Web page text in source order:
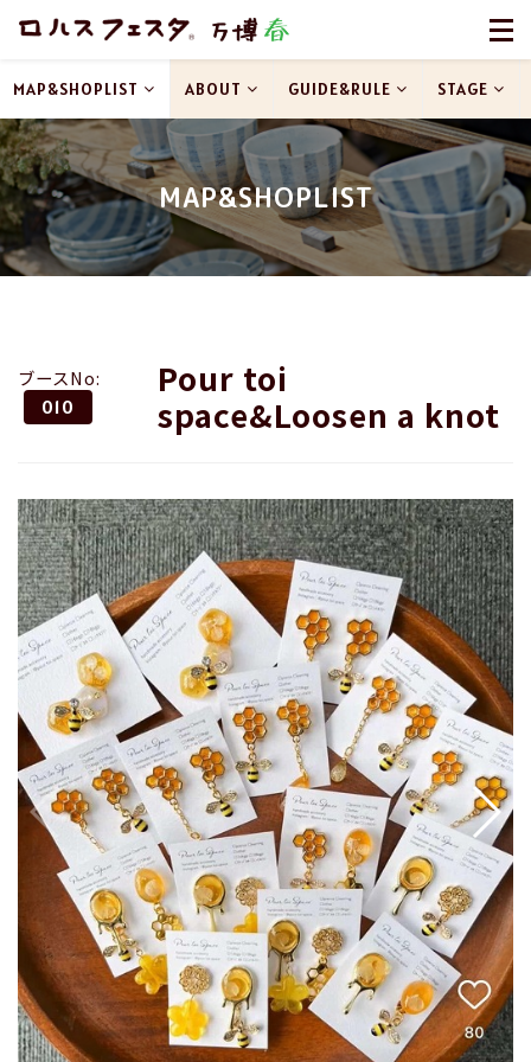
MAP&SHOPLIST
MAP&SHOPLIST ABOUT GUIDE&RULE STAGE
ブースNo:
010
Pour toi
space&Loosen a knot